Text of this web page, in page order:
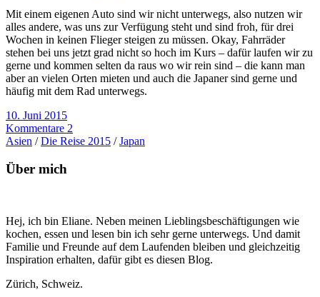
Mit einem eigenen Auto sind wir nicht unterwegs, also nutzen wir
alles andere, was uns zur Verfügung steht und sind froh, für drei
Wochen in keinen Flieger steigen zu müssen. Okay, Fahrräder
stehen bei uns jetzt grad nicht so hoch im Kurs – dafür laufen wir zu
gerne und kommen selten da raus wo wir rein sind – die kann man
aber an vielen Orten mieten und auch die Japaner sind gerne und
häufig mit dem Rad unterwegs.
10. Juni 2015
Kommentare 2
Asien /Die Reise 2015 /Japan
Über mich
Hej, ich bin Eliane. Neben meinen Lieblingsbeschäftigungen wie
kochen, essen und lesen bin ich sehr gerne unterwegs. Und damit
Familie und Freunde auf dem Laufenden bleiben und gleichzeitig
Inspiration erhalten, dafür gibt es diesen Blog.
Zürich, Schweiz.